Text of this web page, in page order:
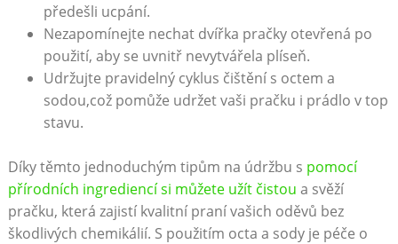
předešli ucpání.
Nezapomínejte nechat dvířka pračky otevřená po
použití, aby se uvnitř ⁢nevytvářela plíseň.
Udržujte pravidelný cyklus čištění s octem‍ a
sodou,což⁣ pomůže udržet vaši pračku i prádlo v top
stavu.
Díky těmto jednoduchým tipům na údržbu s pomocí
přírodních ingrediencí si můžete užít čistou a svěží
pračku, která zajistí kvalitní praní vašich oděvů bez⁢
škodlivých chemikálií. S použitím octa a sody ⁢je péče o